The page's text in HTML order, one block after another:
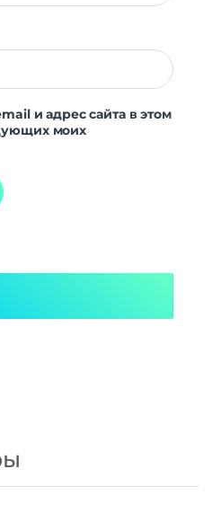
и адрес сайта в этом
моих